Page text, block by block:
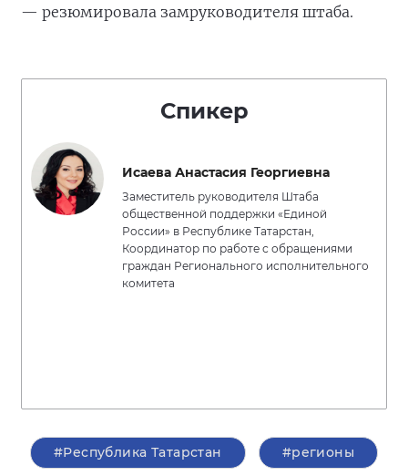
— резюмировала замруководителя штаба.
Спикер
Исаева Анастасия Георгиевна
Заместитель руководителя Штаба
общественной поддержки «Единой
России» в Республике Татарстан,
Координатор по работе с обращениями
граждан Регионального исполнительного
комитета
#Республика Татарстан #регионы